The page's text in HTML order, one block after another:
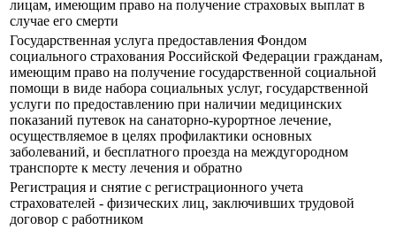
лицам, имеющим право на получение страховых выплат в
случае его смерти
Государственная услуга предоставления Фондом
социального страхования Российской Федерации гражданам,
имеющим право на получение государственной социальной
помощи в виде набора социальных услуг, государственной
услуги по предоставлению при наличии медицинских
показаний путевок на санаторно-курортное лечение,
осуществляемое в целях профилактики основных
заболеваний, и бесплатного проезда на междугородном
транспорте к месту лечения и обратно
Регистрация и снятие с регистрационного учета
страхователей - физических лиц, заключивших трудовой
договор с работником